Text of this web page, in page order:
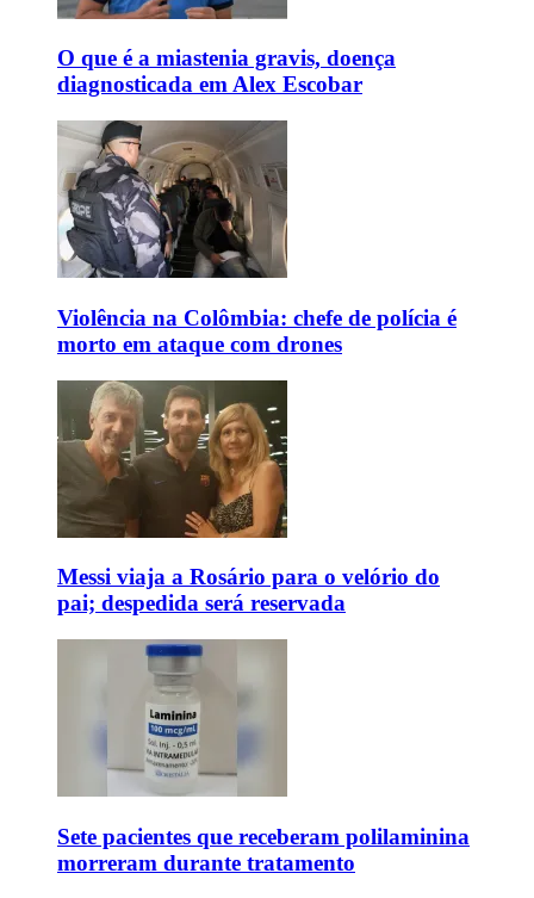
O que é a miastenia gravis, doença
diagnosticada em Alex Escobar
Violência na Colômbia: chefe de polícia é
morto em ataque com drones
Messi viaja a Rosário para o velório do
pai; despedida será reservada
Sete pacientes que receberam polilaminina
morreram durante tratamento